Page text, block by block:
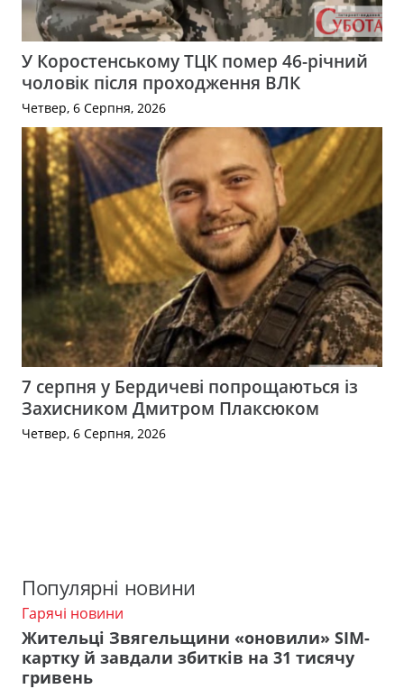
У Коростенському ТЦК помер 46-річний
чоловік після проходження ВЛК
Четвер, 6 Серпня, 2026
7 серпня у Бердичеві попрощаються із
Захисником Дмитром Плаксюком
Четвер, 6 Серпня, 2026
Популярні новини
Гарячі новини
Жительці Звягельщини «оновили» SIM-
картку й завдали збитків на 31 тисячу
гривень